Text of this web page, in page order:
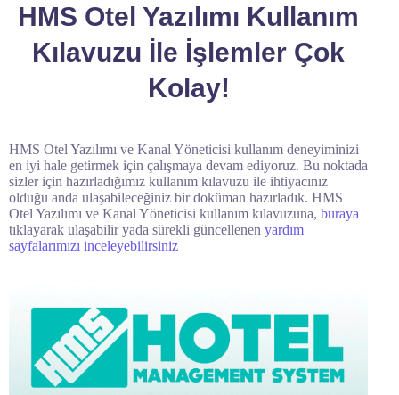
HMS Otel Yazılımı Kullanım
Kılavuzu İle İşlemler Çok
Kolay!
HMS Otel Yazılımı ve Kanal Yöneticisi kullanım deneyiminizi
en iyi hale getirmek için çalışmaya devam ediyoruz. Bu noktada
sizler için hazırladığımız kullanım kılavuzu ile ihtiyacınız
olduğu anda ulaşabileceğiniz bir doküman hazırladık. HMS
Otel Yazılımı ve Kanal Yöneticisi kullanım kılavuzuna, buraya
tıklayarak ulaşabilir yada sürekli güncellenen yardım
sayfalarımızı inceleyebilirsiniz